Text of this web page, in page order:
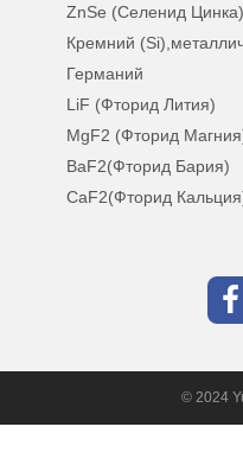
ZnSe (Селенид Цинка)
Кремний
Германий
LiF (Фторид Лития)
MgF2 (Фторид
BaF2(Фторид Бария)
CaF2(Фторид
© 2024